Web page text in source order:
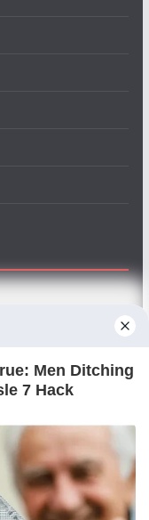
со најновите